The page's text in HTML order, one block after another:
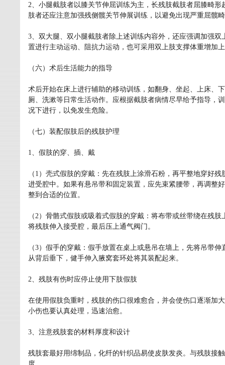
2、小腿截肢者以膝关节伸屈训练为主，长残肢截肢者屈膝畸
肢者还应注意加强残侧髋关节伸展训练，以避免出现严重屈髋
3、双大腿、双小腿截肢者除上述训练内容外，还应强调加强
置进行主动运动、阻抗力运动，也可采用双上肢支撑体重增加
（六）术后生活能力的指导
术后开始在床上进行辅助的移动训练，如翻身、坐起、上床、
厕、洗漱等日常生活动作。应根据截肢者病情尽早给予指导，
况下进行，以免发生危险。
（七）装配假肢后的残肢护理
1、假肢的穿、插、戴
（1）壳式假肢的穿戴：先在残肢上涂滑石粉，再平整地穿好
进受腔中。如果有悬吊带和固定装置，应先束紧腰带，再调整
整到合适的位置。
（2）骨骼式假肢或吸着式假肢的穿戴：将布带或丝带绕在残
将残肢伸入接受腔，最后压上通气阀门。
（3）假手的穿戴：假手放置在桌上或悬吊在墙上，先将吊带
从背后垂下，健手伸入腋窝套环处将其装配起来。
2、残肢有伤时应停止使用下肢假肢
在使用假肢负重时，残肢的伤口很难愈合，并会使伤口逐渐加
小伤也要认真处理，迅速治愈。
3、注意残肢套的材料厚度和设计
残肢套最好用绵制品，化纤的针织品易使皮肤发炎。与残肢接